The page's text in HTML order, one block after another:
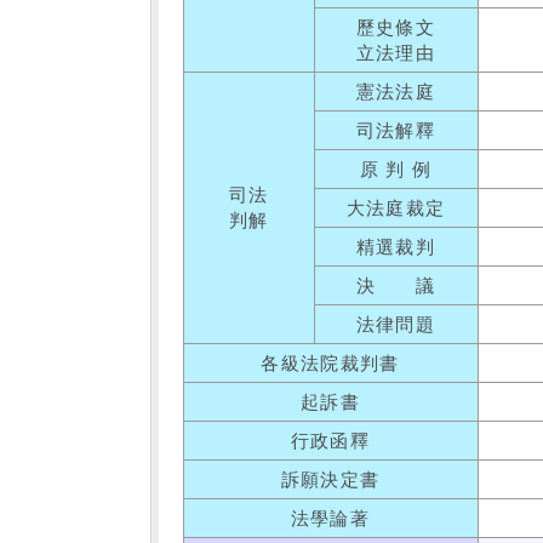
歷史條文
立法理由
司法
判解
憲法法庭
司法解釋
原 判 例
大法庭裁定
精選裁判
決 議
法律問題
各級法院裁判書
起訴書
行政函釋
訴願決定書
法學論著